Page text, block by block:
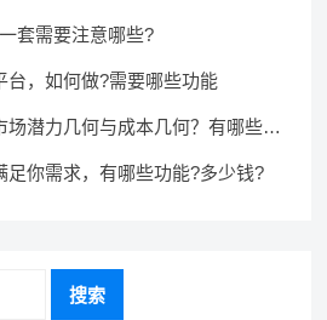
套需要注意哪些?
台，如何做?需要哪些功能
场潜力几何与成本几何？有哪些前
足你需求，有哪些功能?多少钱?
搜索